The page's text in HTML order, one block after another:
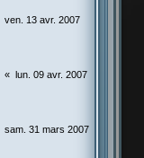
ven. 13 avr. 2007
«
lun. 09 avr. 2007
sam. 31 mars 2007